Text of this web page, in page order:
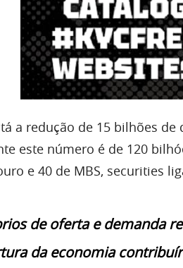
a redução de 15 bilhões de
este número é de 120
e 40 de MBS, securities
de oferta e demanda
da economia